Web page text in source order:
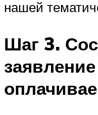
нашей
Шаг 3.